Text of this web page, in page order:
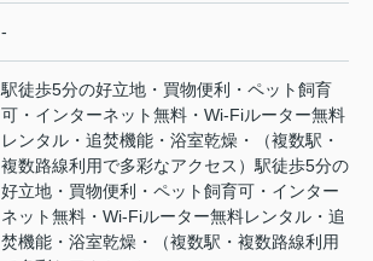
-
駅徒歩5分の好立地・買物便利・ペット飼育
可・インターネット無料・Wi-Fiルーター無料
レンタル・追焚機能・浴室乾燥・（複数駅・
複数路線利用で多彩なアクセス）駅徒歩5分の
好立地・買物便利・ペット飼育可・インター
ネット無料・Wi-Fiルーター無料レンタル・追
焚機能・浴室乾燥・（複数駅・複数路線利用